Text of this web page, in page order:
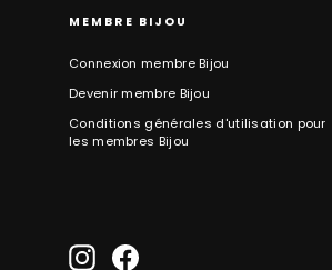
MEMBRE BIJOU
Connexion membre Bijou
Devenir membre Bijou
Conditions générales d'utilisation pour
les membres Bijou
InstagramFacebook